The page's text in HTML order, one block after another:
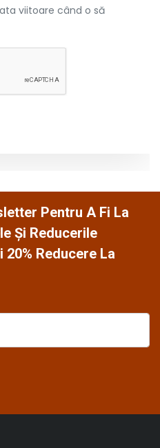
viitoare când o să
Pentru A Fi La
Și Reducerile
Reducere La